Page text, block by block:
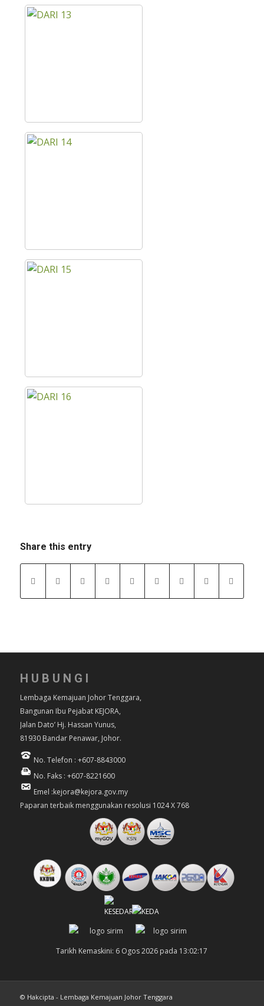
Share this entry
HUBUNGI
Lembaga Kemajuan Johor Tenggara,
Bangunan Ibu Pejabat KEJORA,
Jalan Dato’ Hj. Hassan Yunus,
81930 Bandar Penawar, Johor.
No. Telefon : +607-8843000
No. Faks : +607-8221600
Emel :kejora@kejora.gov.my
Paparan terbaik menggunakan resolusi 1024 X 768
Tarikh Kemaskini: 6 Ogos 2026 pada 13:02:17
© Hakcipta - Lembaga Kemajuan Johor Tenggara